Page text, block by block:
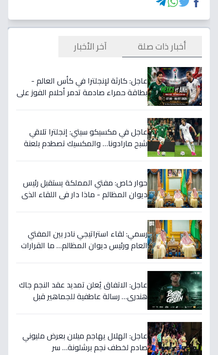
أخبار ذات صلة آخر الأخبار
عاجل: كارثة لإنجلترا في كأس العالم -
بطاقة حمراء صادمة تدمر أحلام الفوز على
عاجل في مكسيكو سيتي: إنجلترا تلاقي
شبح مارادونا… والمكسيك تصطدم بلعنة
حوار خاص: مفتي المملكة يستقبل رئيس
ديوان المظالم - ماذا دار في اللقاء الذي
رسمي: لقاء استراتيجي نادر بين المفتي
العام ورئيس ديوان المظالم… ما القرارات
عاجل: الاتفاق يُعلن تمديد عقد النجم جاك
هندري… رسالة عاطفية للجماهير قبل
عاجل: الهلال يهاجم ميلان بعرض مليوني
صادم لخطف نجم برشلونة… سر